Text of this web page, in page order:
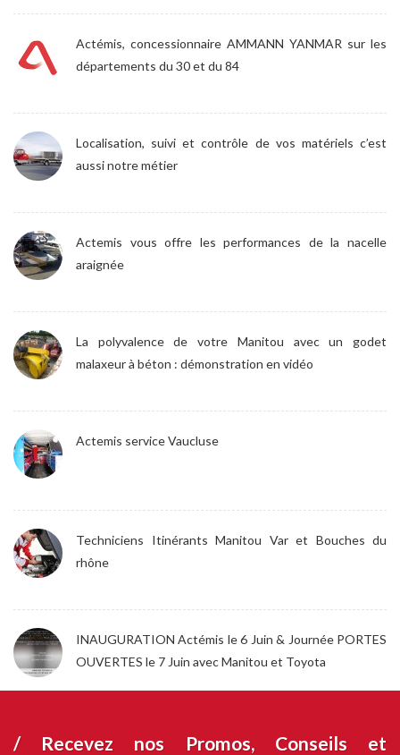
Actémis, concessionnaire AMMANN YANMAR sur les
départements du 30 et du 84
Localisation, suivi et contrôle de vos matériels c’est
aussi notre métier
Actemis vous offre les performances de la nacelle
araignée
La polyvalence de votre Manitou avec un godet
malaxeur à béton : démonstration en vidéo
Actemis service Vaucluse
Techniciens Itinérants Manitou Var et Bouches du
rhône
INAUGURATION Actémis le 6 Juin & Journée PORTES
OUVERTES le 7 Juin avec Manitou et Toyota
/ Recevez nos Promos, Conseils et